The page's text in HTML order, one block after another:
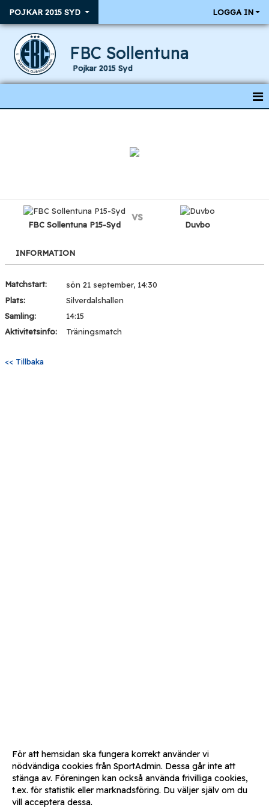
POJKAR 2015 SYD LOGGA IN
FBC Sollentuna
Pojkar 2015 Syd
TRUPPENFBC Sollentuna P15-Syd
vs
Duvbo
INFORMATION
Matchstart:
sön 21 september, 14:30
Plats:
Silverdalshallen
Samling:
14:15
Aktivitetsinfo:
Träningsmatch
<< Tillbaka
För att hemsidan ska fungera korrekt använder vi
nödvändiga cookies från SportAdmin. Dessa går inte att
stänga av. Föreningen kan också använda frivilliga cookies,
t.ex. för statistik eller marknadsföring. Du väljer själv om du
vill acceptera dessa.